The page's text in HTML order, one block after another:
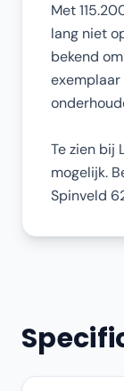
Met
lang niet
bekend
Te zien bij
mogelijk.
Spinveld